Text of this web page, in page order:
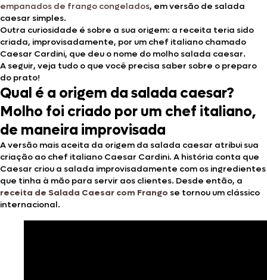
empanados de frango congelados, em versão de salada
caesar simples.
Outra curiosidade é sobre a sua origem: a receita teria sido
criada, improvisadamente, por um chef italiano chamado
Caesar Cardini, que deu o nome do molho salada caesar.
A seguir, veja tudo o que você precisa saber sobre o preparo
do prato!
Qual é a origem da salada caesar?
Molho foi criado por um chef italiano,
de maneira improvisada
A versão mais aceita da origem da salada caesar atribui sua
criação ao chef italiano Caesar Cardini. A história conta que
Caesar criou a salada improvisadamente com os ingredientes
que tinha à mão para servir aos clientes. Desde então, a
receita de Salada Caesar com Frango se tornou um clássico
internacional.